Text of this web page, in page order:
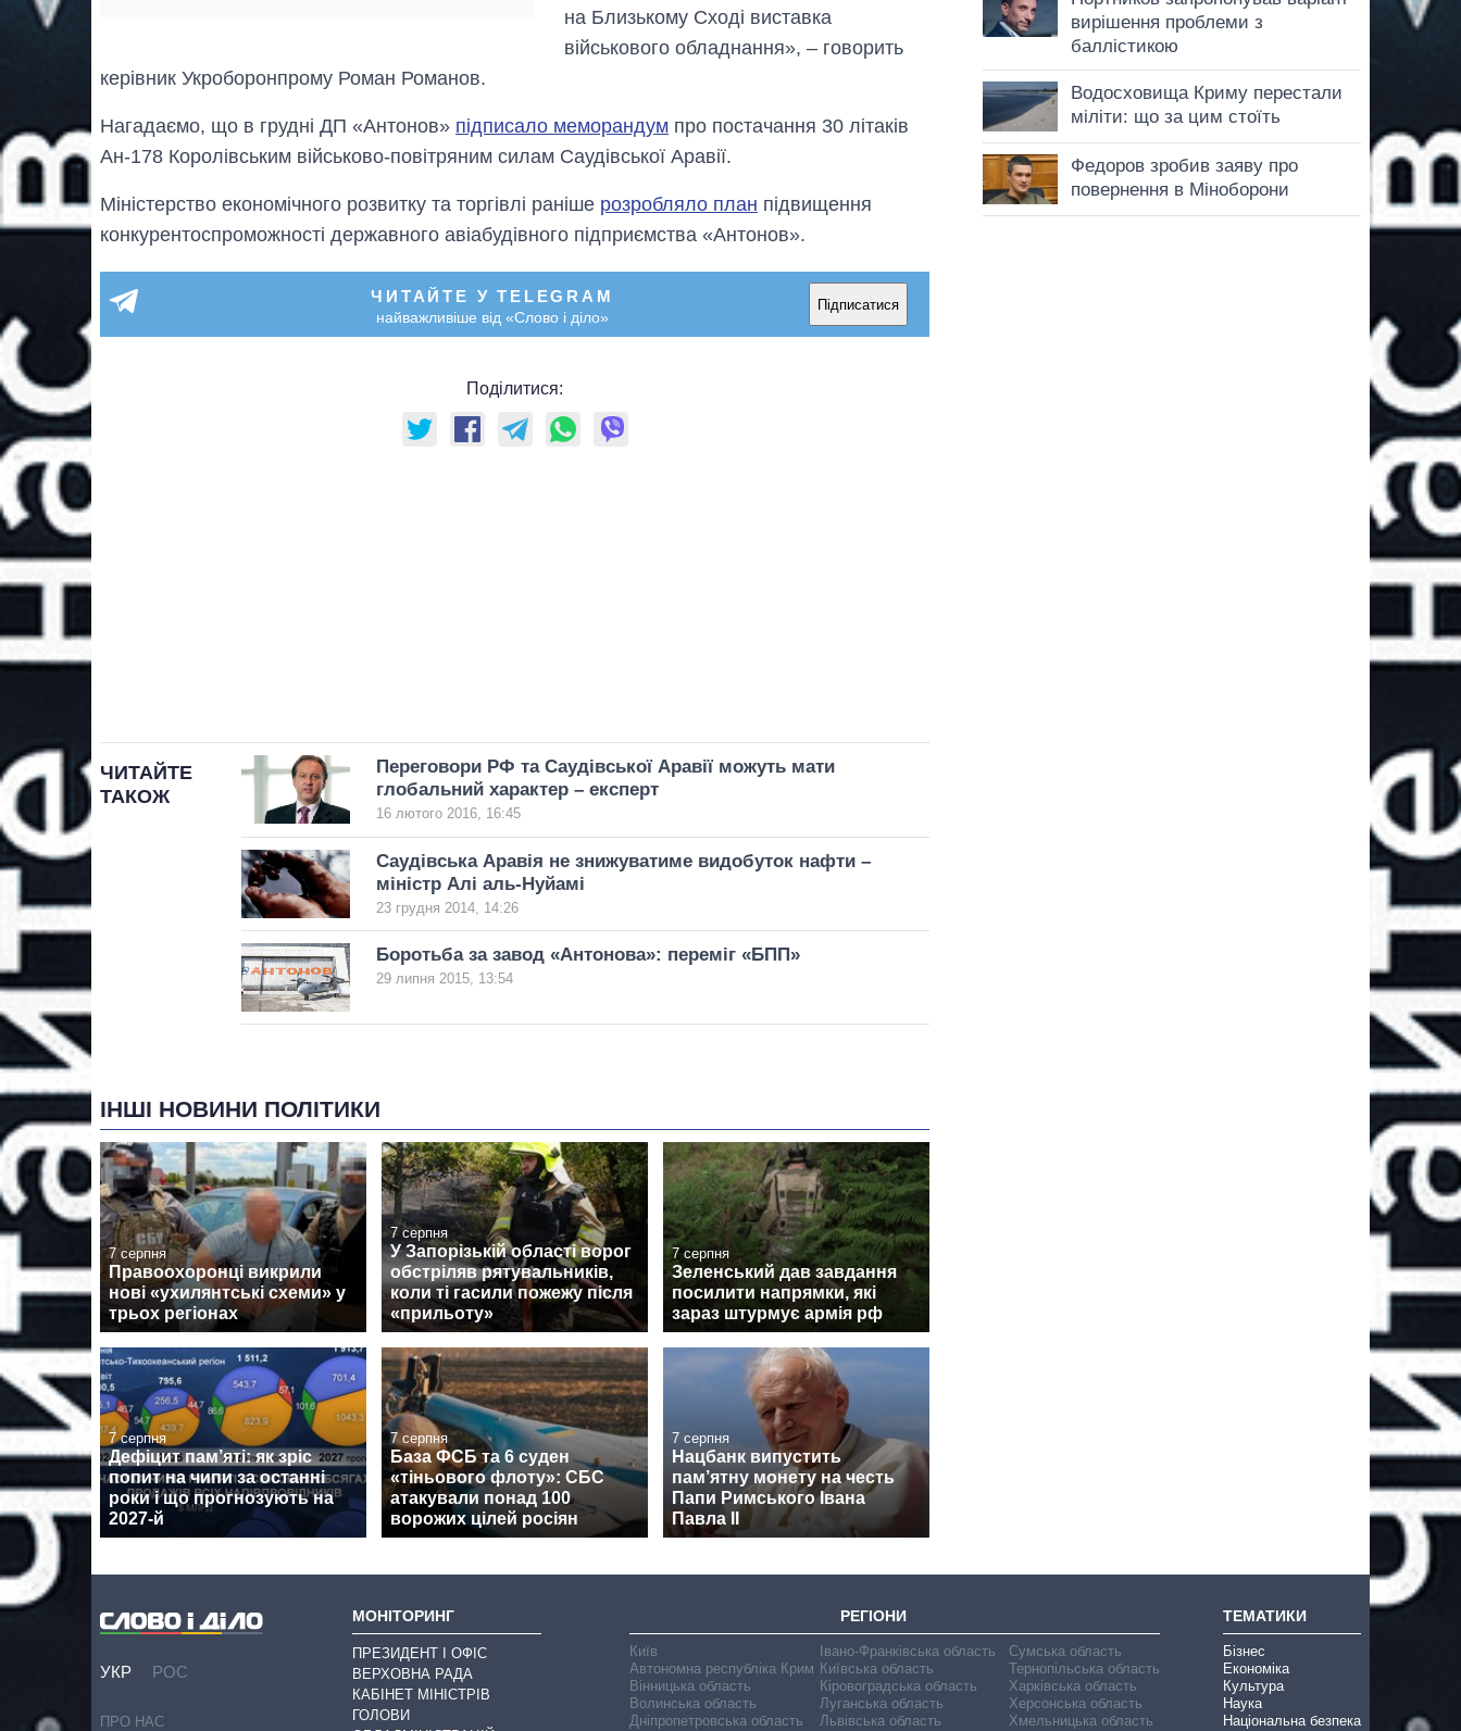
на Близькому Сході виставка
військового обладнання», – говорить
керівник Укроборонпрому Роман Романов.
Нагадаємо, що в грудні ДП «Антонов» підписало меморандум про постачання 30 літаків
Ан-178 Королівським військово-повітряним силам Саудівської Аравії.
Міністерство економічного розвитку та торгівлі раніше розробляло план підвищення
конкурентоспроможності державного авіабудівного підприємства «Антонов».
ЧИТАЙТЕ У TELEGRAM
найважливіше від «Слово і діло»
Підписатися
Поділитися:
ЧИТАЙТЕ
ТАКОЖ
Переговори РФ та Саудівської Аравії можуть мати
глобальний характер – експерт
16 лютого 2016, 16:45
Саудівська Аравія не знижуватиме видобуток нафти –
міністр Алі аль-Нуйамі
23 грудня 2014, 14:26
Боротьба за завод «Антонова»: переміг «БПП»
29 липня 2015, 13:54
ІНШІ НОВИНИ ПОЛІТИКИ
7 серпня
Правоохоронці викрили
нові «ухилянтські схеми» у
трьох регіонах
7 серпня
У Запорізькій області ворог
обстріляв рятувальників,
коли ті гасили пожежу після
«прильоту»
7 серпня
Зеленський дав завдання
посилити напрямки, які
зараз штурмує армія рф
7 серпня
Дефіцит пам’яті: як зріс
попит на чипи за останні
роки і що прогнозують на
2027-й
7 серпня
База ФСБ та 6 суден
«тіньового флоту»: СБС
атакували понад 100
ворожих цілей росіян
7 серпня
Нацбанк випустить
пам’ятну монету на честь
Папи Римського Івана
Павла II
УКР РОС
ПРО НАС
МОНІТОРИНГ
ПРЕЗИДЕНТ І ОФІС
ВЕРХОВНА РАДА
КАБІНЕТ МІНІСТРІВ
ГОЛОВИ
РЕГІОНИ
Київ
Автономна республіка Крим
Вінницька область
Волинська область
Дніпропетровська область
Івано-Франківська область
Київська область
Кіровоградська область
Луганська область
Львівська область
Сумська область
Тернопільська область
Харківська область
Херсонська область
Хмельницька область
ТЕМАТИКИ
Бізнес
Економіка
Культура
Наука
Національна безпека